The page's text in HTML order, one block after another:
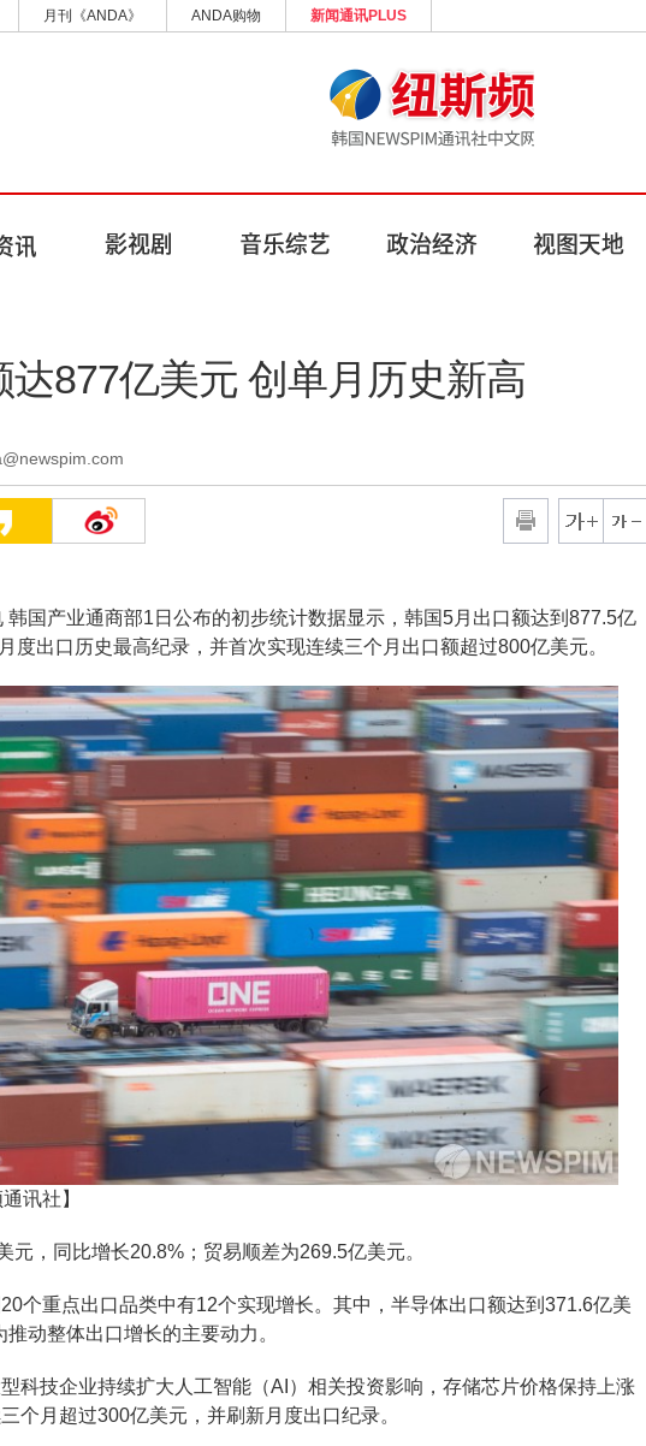
月刊《ANDA》 ANDA购物 新闻通讯PLUS
达877亿美元 创单月历史新高
国产业通商部1日公布的初步统计数据显示，韩国5月出口额达到877.5亿
度出口历史最高纪录，并首次实现连续三个月出口额超过800亿美元。
讯社】
元，同比增长20.8%；贸易顺差为269.5亿美元。
个重点出口品类中有12个实现增长。其中，半导体出口额达到371.6亿美
动整体出口增长的主要动力。
科技企业持续扩大人工智能（AI）相关投资影响，存储芯片价格保持上涨
个月超过300亿美元，并刷新月度出口纪录。